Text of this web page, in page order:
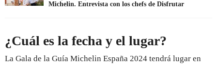
Michelin. Entrevista con los chefs de Disfrutar
¿Cuál es la fecha y el lugar?
La Gala de la Guía Michelin España 2024 tendrá lugar en